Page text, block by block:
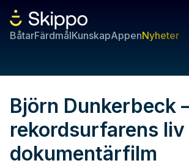
BåtarFärdmålKunskapAppenNyheter
Björn Dunkerbeck
rekordsurfarens
dokumentärfilm